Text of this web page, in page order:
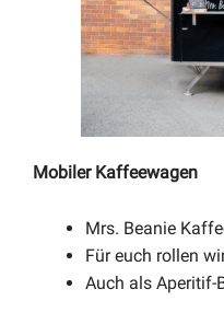
Mobiler Kaffeewagen
Mrs. Beanie
Für euch rollen
Auch als Aperitif-